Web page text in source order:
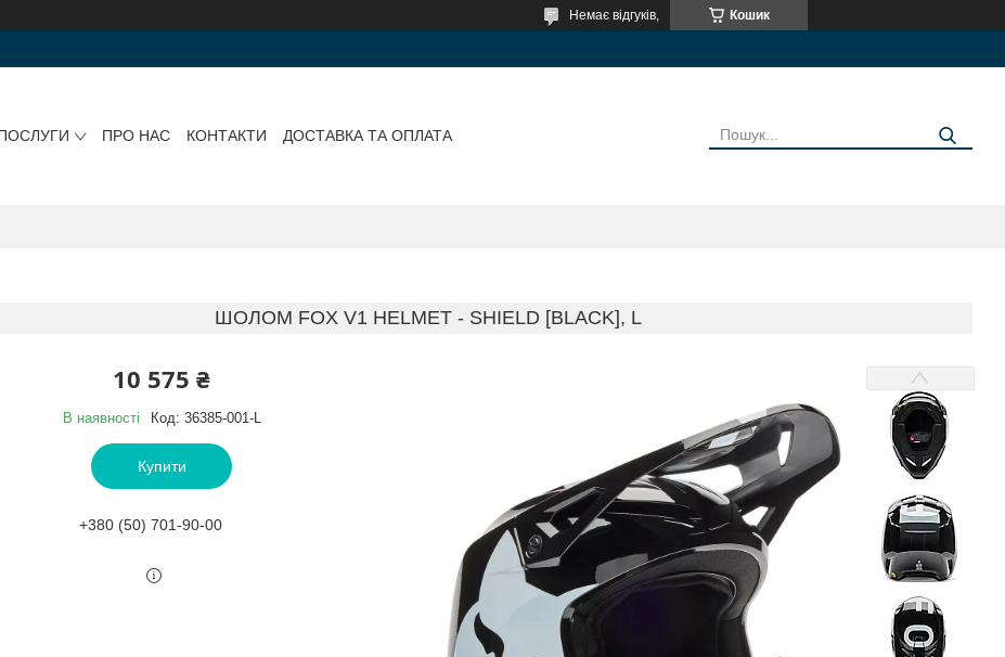
Кошик
Немає відгуків,
ПРО НАС КОНТАКТИ ДОСТАВКА ТА ОПЛАТА
ШОЛОМ FOX V1 HELMET - SHIELD [BLACK], L
10 575 ₴
В наявності Код: 36385-001-L
Купити
+380 (50) 701-90-00